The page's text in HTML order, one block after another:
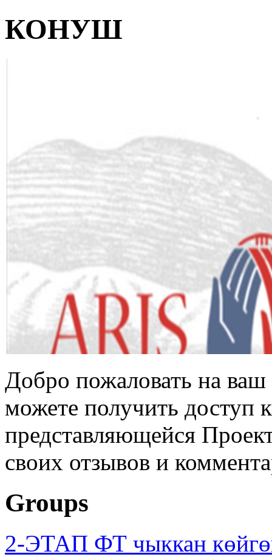
КОНУШ
Добро пожаловать на
можете получить доступ
представляющейся
своих отзывов и
Groups
2-ЭТАП ФТ чыккан